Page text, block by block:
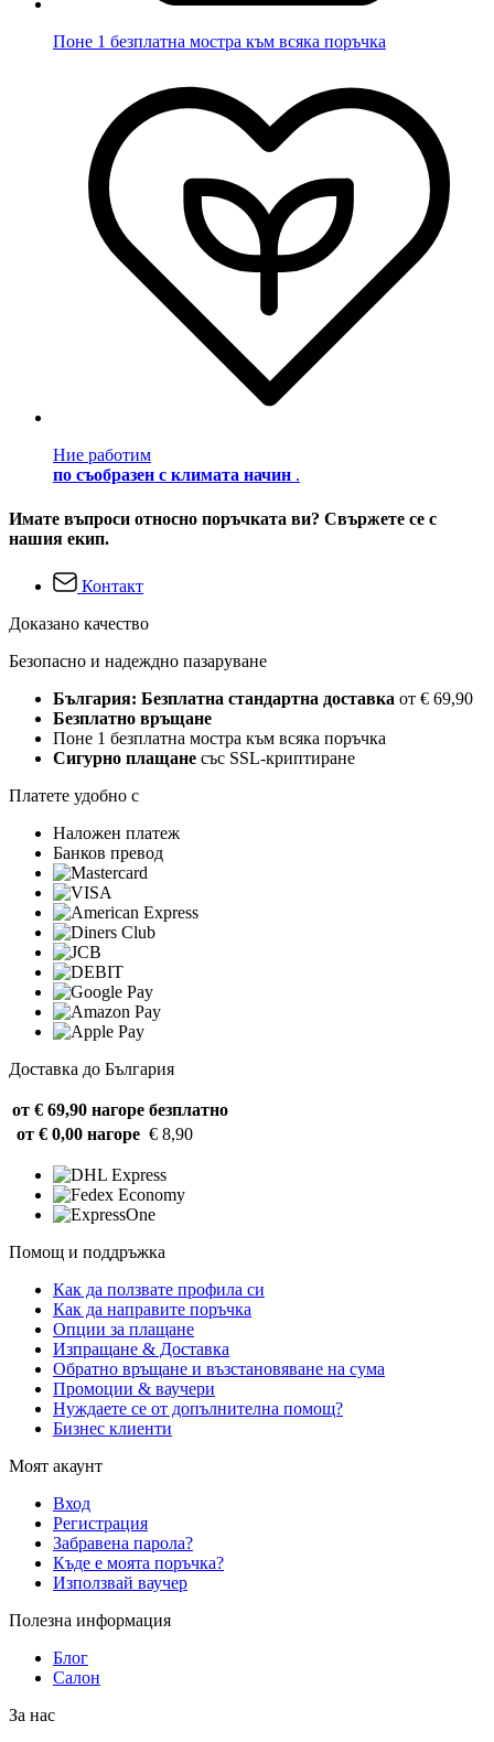
Поне 1 безплатна мостра към всяка поръчка
Ние работим
по съобразен с климата начин .
Имате въпроси относно поръчката ви? Свържете се с
нашия екип.
Контакт
Доказано качество
Безопасно и надеждно пазаруване
България: Безплатна стандартна доставка от € 69,90
Безплатно връщане
Поне 1 безплатна мостра към всяка поръчка
Сигурно плащане със SSL-криптиране
Платете удобно с
Наложен платеж
Банков превод
Доставка до България
от € 69,90 нагоре безплатно
от € 0,00 нагоре € 8,90
Помощ и поддръжка
Как да ползвате профила си
Как да направите поръчка
Опции за плащане
Изпращане & Доставка
Обратно връщане и възстановяване на сума
Промоции & ваучери
Нуждаете се от допълнителна помощ?
Бизнес клиенти
Моят акаунт
Вход
Регистрация
Забравена парола?
Къде е моята поръчка?
Използвай ваучер
Полезна информация
Блог
Салон
За нас